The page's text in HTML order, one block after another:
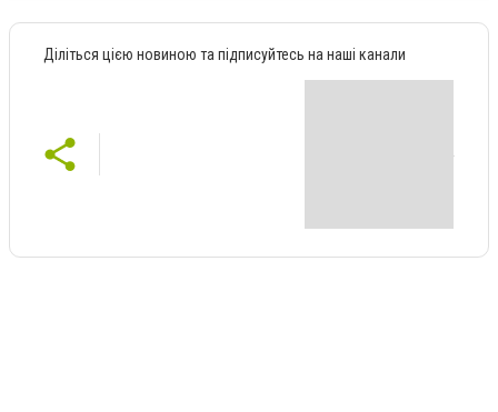
Діліться цією новиною та підписуйтесь на наші канали